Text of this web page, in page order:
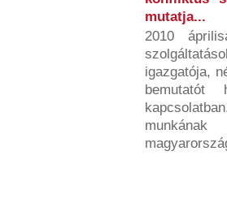
mutatja...
2010
igazgatója,
bemutatót